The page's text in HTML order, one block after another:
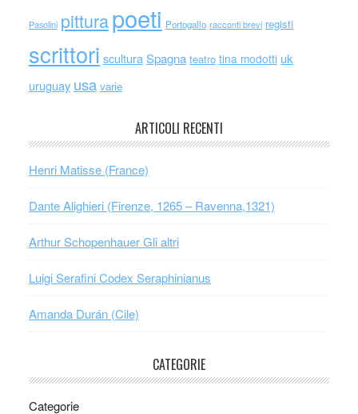
Pasolini pitturapoeti Portogallo racconti brevi registi
scrittori scultura Spagna teatro tina modotti uk
uruguay usa varie
ARTICOLI RECENTI
Henri Matisse (France)
Dante Alighieri (Firenze, 1265 – Ravenna,1321)
Arthur Schopenhauer Gli altri
Luigi Serafini Codex Seraphinianus
Amanda Durán (Cile)
CATEGORIE
Categorie